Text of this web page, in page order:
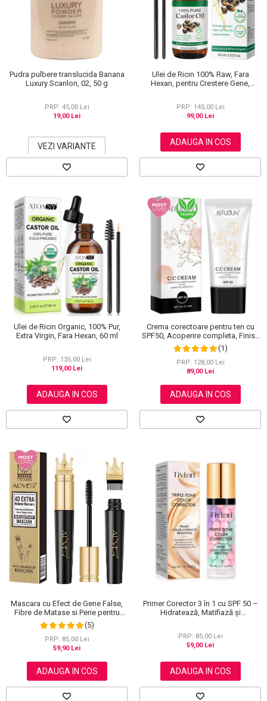
Scrub / Balsam de buze
Netestate pe Animale
Pudra pulbere translucida Banana
Luxury Scanlon, 02, 50 g
PRP: 45,00 Lei
19,00 Lei
VEZI VARIANTE
Ulei de Ricin 100% Raw, Fara
Hexan, pentru Crestere Gene,
PRP: 145,00 Lei
99,00 Lei
ADAUGA IN COS
Ulei de Ricin Organic, 100% Pur,
Extra Virgin, Fara Hexan, 60 ml
PRP: 135,00 Lei
119,00 Lei
ADAUGA IN COS
Crema corectoare pentru ten cu
SPF50, Acoperire completa, Finish
mat, Rezistenta, Anti Roseata, CC
Cream Sefudun, 30 ml
(1)
PRP: 128,00 Lei
89,00 Lei
ADAUGA IN COS
Mascara cu Efect de Gene False,
Fibre de Matase si Perie pentru
Curbare, Aliver 4D Extra Volume,
Waterproof, Negru,10 g
(5)
PRP: 85,00 Lei
59,90 Lei
ADAUGA IN COS
Primer Corector 3 în 1 cu SPF 50 –
Hidratează, Matifiază și
PRP: 85,00 Lei
59,00 Lei
ADAUGA IN COS